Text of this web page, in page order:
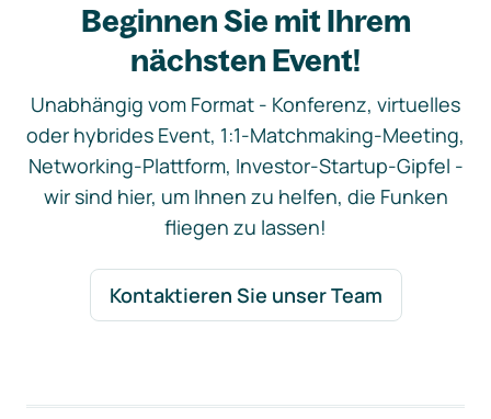
Beginnen Sie mit Ihrem
nächsten Event!
Unabhängig vom Format - Konferenz, virtuelles
oder hybrides Event, 1:1-Matchmaking-Meeting,
Networking-Plattform, Investor-Startup-Gipfel -
wir sind hier, um Ihnen zu helfen, die Funken
fliegen zu lassen!
Kontaktieren Sie unser Team